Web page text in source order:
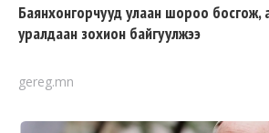
Баянхонгорчууд улаан шороо
уралдаан зохион байгуулжээ
gereg.mn